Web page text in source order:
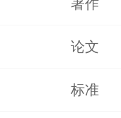
著作
论文
标准